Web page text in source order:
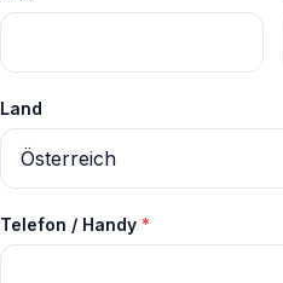
Land
Telefon / Handy *